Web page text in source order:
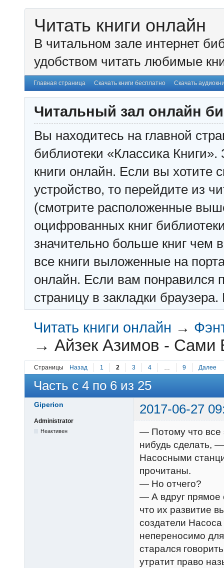
Читать книги онлайн
В читальном зале интернет
удобством читать любимые
Главная страница Скачать книги бесплатно Скачать
Читальный зал онлайн
Вы находитесь на главной
библиотеки «Классика
книги онлайн. Если вы хотите
устройство, то перейдите из
(смотрите расположенные
оцифрованных книг
значительно больше книг чем
все книги выложенные на
онлайн. Если вам понравился
страницу в закладки
Читать книги онлайн →
→Айзек Азимов - Сами
Страницы Назад 1 2 3 4 … 9 Далее
Часть с 4 по 6 из 25
Giperion 2017-06-27
Administrator
Неактивен
— Потому что все
нибудь сделать,
Насосными
прочитаны.
— Но отчего?
— А вдруг прямое
что их развитие
создатели
непереносимо
старался
утратит право